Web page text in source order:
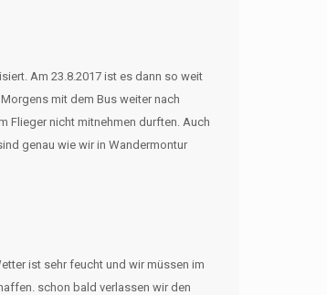
Am 23.8.2017 ist es dann so weit
mit dem Bus weiter nach
Flieger nicht mitnehmen durften. Auch
genau wie wir in Wandermontur
ist sehr feucht und wir müssen im
schon bald verlassen wir den